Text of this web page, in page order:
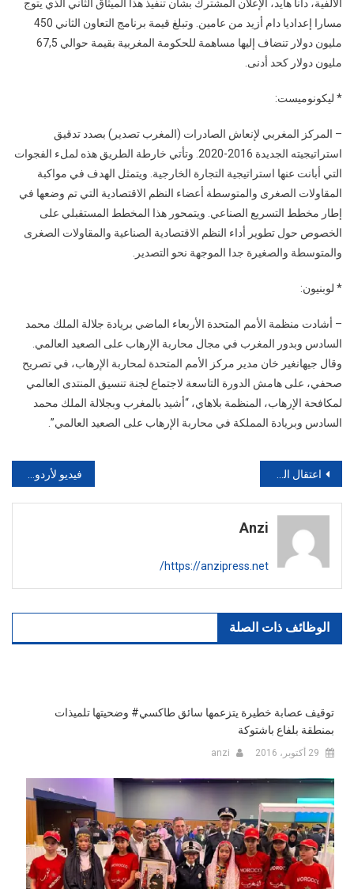
الألفية، دانا هايد، الإعلان المشترك بشأن تنفيذ هذا الميثاق الثاني الذي يتوج
مسارا إعداديا دام أزيد من عامين. وتبلغ قيمة برنامج التعاون الثاني 450
مليون دولار تنضاف إليها مساهمة للحكومة المغربية بقيمة حوالي 67,5
مليون دولار كحد أدنى.
* ليكونوميست:
– المركز المغربي لإنعاش الصادرات (المغرب تصدير) بصدد تدقيق
استراتيجيته الجديدة 2016-2020. وتأتي خارطة الطريق هذه لملء الفجوات
التي أبانت عنها استراتيجية التجارة الخارجية. ويتمثل الهدف في مواكبة
المقاولات الصغرى والمتوسطة أعضاء النظم الاقتصادية التي تم وضعها في
إطار مخطط التسريع الصناعي. ويتمحور هذا المخطط المستقبلي على
الخصوص حول تطوير أداء النظم الاقتصادية الصناعية والمقاولات الصغرى
والمتوسطة والصغيرة جدا الموجهة نحو التصدير.
* لوبنيون:
– أشادت منظمة الأمم المتحدة الأربعاء الماضي بريادة جلالة الملك محمد
السادس وبدور المغرب في مجال محاربة الإرهاب على الصعيد العالمي.
وقال جيهانغير خان مدير مركز الأمم المتحدة لمحاربة الإرهاب، في تصريح
صحفي، على هامش الدورة التاسعة لاجتماع لجنة تنسيق المنتدى العالمي
لمكافحة الإرهاب، المنظمة بلاهاي، “أشيد بالمغرب وبجلالة الملك محمد
السادس وبريادة المملكة في محاربة الإرهاب على الصعيد العالمي”.
تصفّح
المقالات
اعتقال العقل المدبر لعملية “أغروض “وهو تاجر مخدرات
Anzi
https://anzipress.net/
الوظائف ذات الصلة
توقيف عصابة خطيرة يتزعمها سائق طاكسي# وضحيتها تلميذات
بمنطقة بلفاع باشتوكة
29 أكتوبر، 2016 anzi